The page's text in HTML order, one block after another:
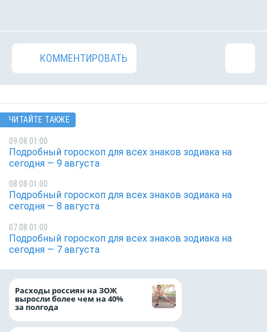
КОММЕНТИРОВАТЬ
ЧИТАЙТЕ ТАКЖЕ
09.08 01:00
Подробный гороскоп для всех знаков зодиака на
сегодня — 9 августа
08.08 01:00
Подробный гороскоп для всех знаков зодиака на
сегодня — 8 августа
07.08 01:00
Подробный гороскоп для всех знаков зодиака на
сегодня — 7 августа
Расходы россиян на ЗОЖ
выросли более чем на 40%
за полгода